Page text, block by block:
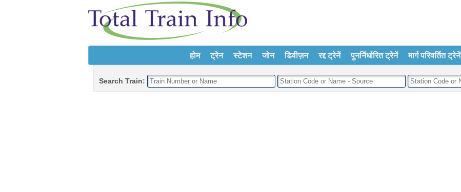
होम ट्रेन स्टेशन जोन डिवीज़न रद्द ट्रेनें पुनर्निर्धारित ट्रेनें मार्ग परिवर्तित ट्रेनें
Search Train: